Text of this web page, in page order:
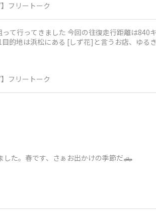
】フリートーク
キロでした 出発時刻は夜中の12
的地は浜松にある [しず花]と言うお店、ゆる
】フリートーク
した。春です、さぁお出かけの季節だ🛻